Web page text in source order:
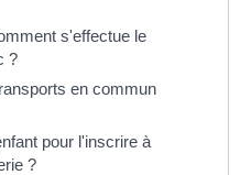
s'effectue le
?
en commun
pour l'inscrire à
?